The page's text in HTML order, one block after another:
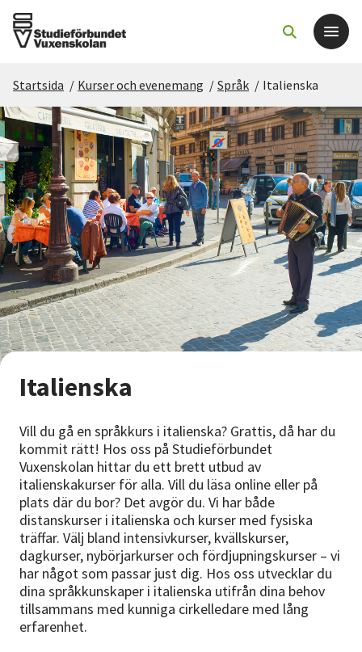
Det här gör vi
För dig som
Sök kurser och evenemang
Om SV
Starta studiecirkel
Cirkelledare
Lyssna
Startsida / Kurser och evenemang / Språk / Italienska
Italienska
Vill du gå en språkkurs i italienska? Grattis, då har du
kommit rätt! Hos oss på Studieförbundet
Vuxenskolan hittar du ett brett utbud av
italienskakurser för alla. Vill du läsa online eller på
plats där du bor? Det avgör du. Vi har både
distanskurser i italienska och kurser med fysiska
träffar. Välj bland intensivkurser, kvällskurser,
dagkurser, nybörjarkurser och fördjupningskurser – vi
har något som passar just dig. Hos oss utvecklar du
dina språkkunskaper i italienska utifrån dina behov
tillsammans med kunniga cirkelledare med lång
erfarenhet.